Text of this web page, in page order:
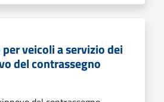
veicoli a servizio dei
del contrassegno